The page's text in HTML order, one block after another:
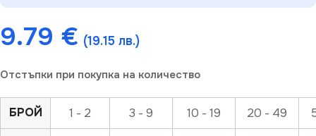
9.79 € (19.15 лв.)
Отстъпки при покупка на количество
БРОЙ 1 - 2 3 - 9 10 - 19 20 - 49